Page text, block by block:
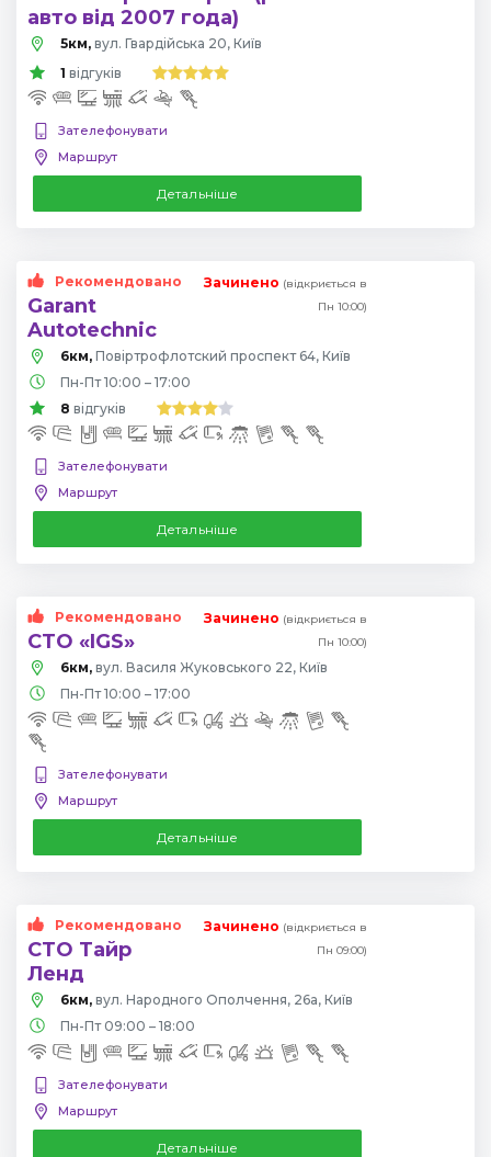
авто від 2007 года)
5км, вул. Гвардійська 20, Київ
1 відгуків
Зателефонувати
Маршрут
Детальніше
Рекомендовано
Garant
Autotechnic
Зачинено (відкриється в
Пн 10:00)
6км,
Повіртрофлотский проспект 64, Київ
Пн-Пт 10:00 – 17:00
8 відгуків
Зателефонувати
Маршрут
Детальніше
Рекомендовано
СТО «IGS»
Зачинено (відкриється в
Пн 10:00)
6км, вул. Василя Жуковського 22, Київ
Пн-Пт 10:00 – 17:00
Зателефонувати
Маршрут
Детальніше
Рекомендовано
СТО Тайр
Ленд
Зачинено (відкриється в
Пн 09:00)
6км, вул. Народного Ополчення, 26а, Київ
Пн-Пт 09:00 – 18:00
Зателефонувати
Маршрут
Детальніше